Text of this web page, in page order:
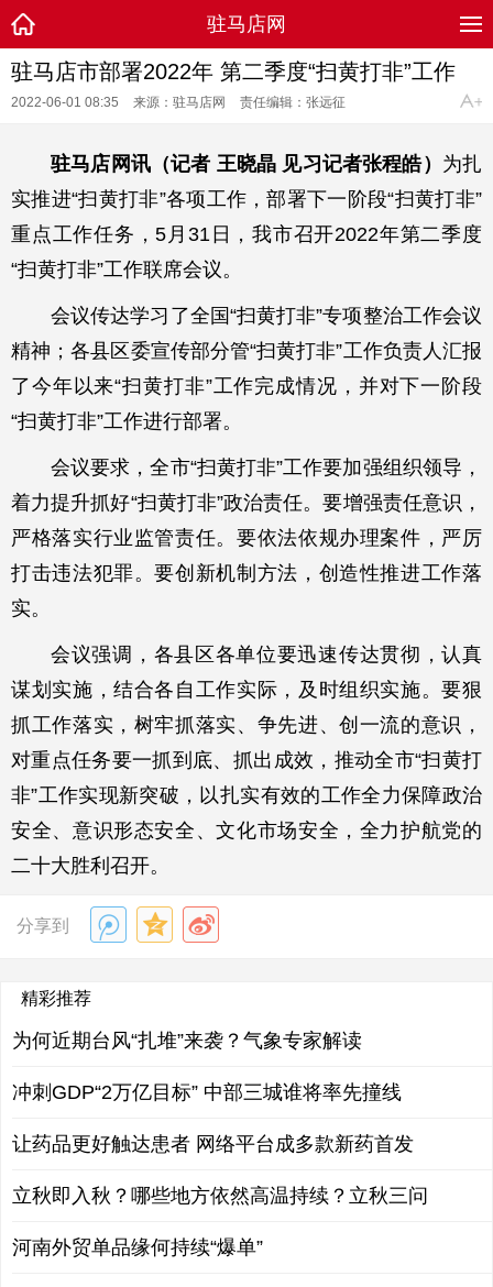
驻马店网
驻马店市部署2022年 第二季度“扫黄打非”工作
2022-06-01 08:35 来源：驻马店网 责任编辑：张远征
驻马店网讯（记者 王晓晶 见习记者张程皓） 为扎
实推进“扫黄打非”各项工作，部署下一阶段“扫黄打非”
重点工作任务，5月31日，我市召开2022年第二季度
“扫黄打非”工作联席会议。
会议传达学习了全国“扫黄打非”专项整治工作会议
精神；各县区委宣传部分管“扫黄打非”工作负责人汇报
了今年以来“扫黄打非”工作完成情况，并对下一阶段
“扫黄打非”工作进行部署。
会议要求，全市“扫黄打非”工作要加强组织领导，
着力提升抓好“扫黄打非”政治责任。要增强责任意识，
严格落实行业监管责任。要依法依规办理案件，严厉
打击违法犯罪。要创新机制方法，创造性推进工作落
实。
会议强调，各县区各单位要迅速传达贯彻，认真
谋划实施，结合各自工作实际，及时组织实施。要狠
抓工作落实，树牢抓落实、争先进、创一流的意识，
对重点任务要一抓到底、抓出成效，推动全市“扫黄打
非”工作实现新突破，以扎实有效的工作全力保障政治
安全、意识形态安全、文化市场安全，全力护航党的
二十大胜利召开。
分享到
精彩推荐
为何近期台风“扎堆”来袭？气象专家解读
冲刺GDP“2万亿目标” 中部三城谁将率先撞线
让药品更好触达患者 网络平台成多款新药首发
立秋即入秋？哪些地方依然高温持续？立秋三问
河南外贸单品缘何持续“爆单”